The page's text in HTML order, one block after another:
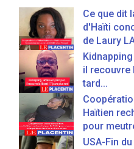
Ce que dit
d'Haïti
de Laury
il recouvre
tard...
Haïtien
pour
USA-Fin